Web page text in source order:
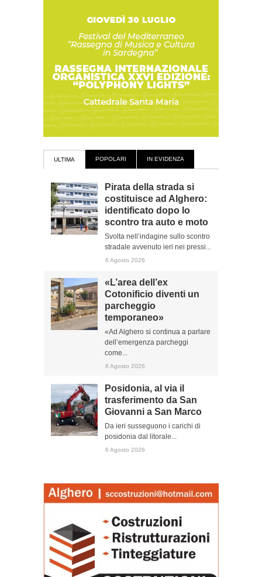
ULTIMA POPOLARI IN EVIDENZA
Pirata della strada si
costituisce ad Alghero:
identificato dopo lo
scontro tra auto e moto
Svolta nell’indagine sullo scontro
stradale avvenuto ieri nei pressi...
6 Agosto 2026
«L’area dell’ex
Cotonificio diventi un
parcheggio
temporaneo»
«Ad Alghero si continua a parlare
dell’emergenza parcheggi
come...
6 Agosto 2026
Posidonia, al via il
trasferimento da San
Giovanni a San Marco
Da ieri susseguono i carichi di
posidonia dal litorale...
6 Agosto 2026